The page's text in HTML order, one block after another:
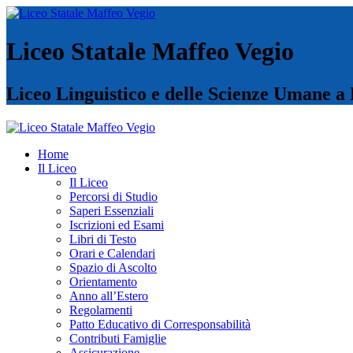
Liceo Statale Maffeo Vegio
Liceo Linguistico e delle Scienze Umane a
Home
Il Liceo
Il Liceo
Percorsi di Studio
Saperi Essenziali
Iscrizioni ed Esami
Libri di Testo
Orari e Calendari
Spazio di Ascolto
Orientamento
Anno all’Estero
Regolamenti
Patto Educativo di Corresponsabilità
Contributi Famiglie